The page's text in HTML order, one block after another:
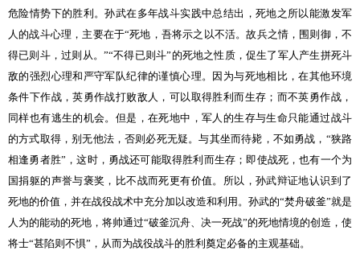
危险情势下的胜利。孙武在多年战斗实践中总结出，死地之所以能激发军
人的战斗心理，主要在于“死地，吾将示之以不活。故兵之情，围则御，不
得已则斗，过则从。”“不得已则斗”的死地之性质，促生了军人产生拼死斗
敌的强烈心理和严守军队纪律的谨慎心理。因为与死地相比，在其他环境
条件下作战，英勇作战打败敌人，可以取得胜利而生存；而不英勇作战，
同样也有逃生的机会。但是，在死地中，军人的生存与生命只能通过战斗
的方式取得，别无他法，否则必死无疑。与其坐而待毙，不如勇战，“狭路
相逢勇者胜”，这时，勇战还可能取得胜利而生存；即使战死，也有一个为
国捐躯的声誉与褒奖，比不战而死更有价值。所以，孙武辩证地认识到了
死地的价值，并在战役战术中充分加以改造和利用。孙武的“焚舟破釜”就是
人为的能动的死地，将帅通过“破釜沉舟、决一死战”的死地情境的创造，使
将士“甚陷则不惧”，从而为战役战斗的胜利奠定必备的主观基础。